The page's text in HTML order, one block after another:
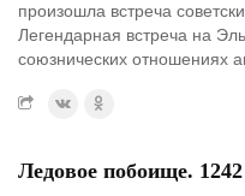
произошла встреча
Легендарная встреча на
союзнических отношениях
Ледовое побоище. 1242